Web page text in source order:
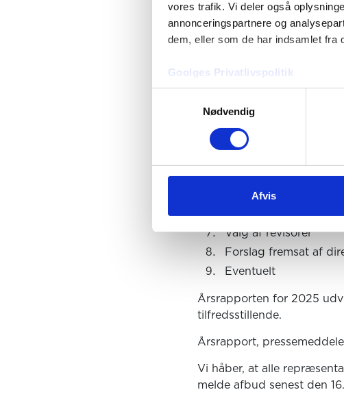
vores trafik. Vi deler også
annonceringspartnere og
dem, eller som de har indsamlet fra
Goolges Privatlivspolitik
Nødvendig
Afvis
Mødet afsluttes med
Dagsorden
Valg af dirigent
Bestyrelsens
Fremlæggelse af det
Beslutning om
i henhold til den
Godkendelse af
➢ Forslag fra
Valg af medlemmer
Valg af revisorer
Forslag fremsat af
Eventuelt
Årsrapporten for 2025
tilfredsstillende.
Årsrapport,
Vi håber, at alle
melde afbud senest den